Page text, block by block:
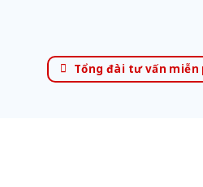
Tổng đài tư vấn miễn